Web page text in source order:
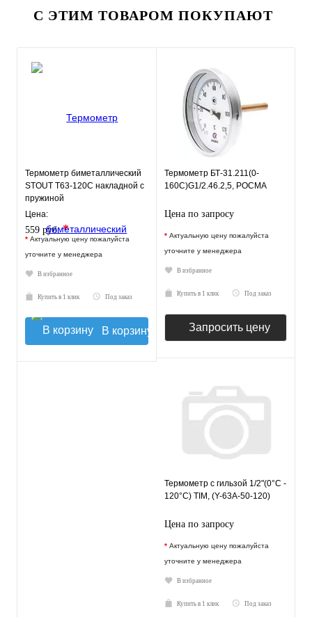
С ЭТИМ ТОВАРОМ ПОКУПАЮТ
Термометр биметаллический
STOUT Т63-120С накладной с
пружиной
Цена:
559 руб.*
* Актуальную цену пожалуйста
уточните у менеджера
В избранное
Купить в 1 клик Под заказ
В корзину
Термометр БТ-31.211(0-
160С)G1/2.46.2,5, РОСМА
Цена по запросу
* Актуальную цену пожалуйста
уточните у менеджера
В избранное
Купить в 1 клик Под заказ
Запросить цену
Термометр с гильзой 1/2"(0°C -
120°C) TIM, (Y-63A-50-120)
Цена по запросу
* Актуальную цену пожалуйста
уточните у менеджера
В избранное
Купить в 1 клик Под заказ